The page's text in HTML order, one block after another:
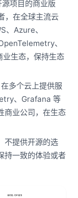
项目的商业版
，在全球主流云
、Azure、
、
生态，保持生态
多个云上提供服
、Grafana 等
商业公司，在生态
不提供开源的选
持一致的体验或者